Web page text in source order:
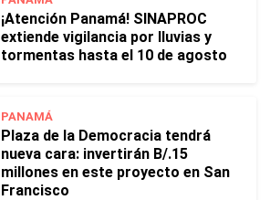
¡Atención Panamá! SINAPROC
extiende vigilancia por lluvias y
tormentas hasta el 10 de agosto
PANAMÁ
Plaza de la Democracia tendrá
nueva cara: invertirán B/.15
millones en este proyecto en San
Francisco